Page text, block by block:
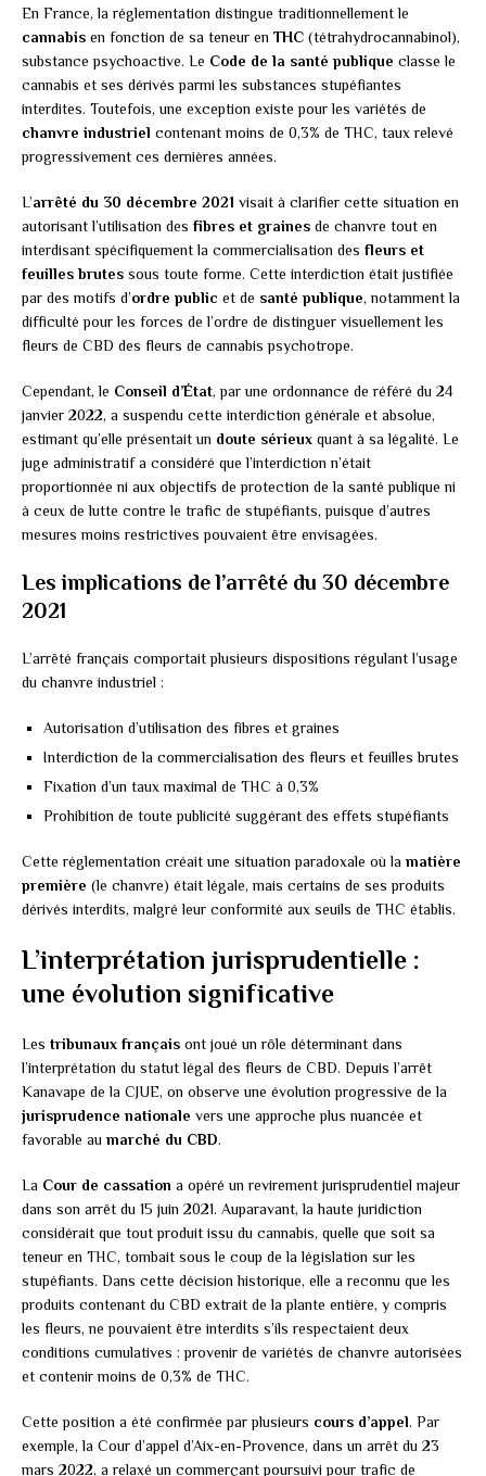
En France, la réglementation distingue traditionnellement le
cannabis en fonction de sa teneur en THC (tétrahydrocannabinol),
substance psychoactive. Le Code de la santé publique classe le
cannabis et ses dérivés parmi les substances stupéfiantes
interdites. Toutefois, une exception existe pour les variétés de
chanvre industriel contenant moins de 0,3% de THC, taux relevé
progressivement ces dernières années.
L’arrêté du 30 décembre 2021 visait à clarifier cette situation en
autorisant l’utilisation des fibres et graines de chanvre tout en
interdisant spécifiquement la commercialisation des fleurs et
feuilles brutes sous toute forme. Cette interdiction était justifiée
par des motifs d’ordre public et de santé publique, notamment la
difficulté pour les forces de l’ordre de distinguer visuellement les
fleurs de CBD des fleurs de cannabis psychotrope.
Cependant, le Conseil d’État, par une ordonnance de référé du 24
janvier 2022, a suspendu cette interdiction générale et absolue,
estimant qu’elle présentait un doute sérieux quant à sa légalité. Le
juge administratif a considéré que l’interdiction n’était
proportionnée ni aux objectifs de protection de la santé publique ni
à ceux de lutte contre le trafic de stupéfiants, puisque d’autres
mesures moins restrictives pouvaient être envisagées.
Les implications de l’arrêté du 30 décembre
2021
L’arrêté français comportait plusieurs dispositions régulant l’usage
du chanvre industriel :
Autorisation d’utilisation des fibres et graines
Interdiction de la commercialisation des fleurs et feuilles brutes
Fixation d’un taux maximal de THC à 0,3%
Prohibition de toute publicité suggérant des effets stupéfiants
Cette réglementation créait une situation paradoxale où la matière
première (le chanvre) était légale, mais certains de ses produits
dérivés interdits, malgré leur conformité aux seuils de THC établis.
L’interprétation jurisprudentielle :
une évolution significative
Les tribunaux français ont joué un rôle déterminant dans
l’interprétation du statut légal des fleurs de CBD. Depuis l’arrêt
Kanavape de la CJUE, on observe une évolution progressive de la
jurisprudence nationale vers une approche plus nuancée et
favorable au marché du CBD.
La Cour de cassation a opéré un revirement jurisprudentiel majeur
dans son arrêt du 15 juin 2021. Auparavant, la haute juridiction
considérait que tout produit issu du cannabis, quelle que soit sa
teneur en THC, tombait sous le coup de la législation sur les
stupéfiants. Dans cette décision historique, elle a reconnu que les
produits contenant du CBD extrait de la plante entière, y compris
les fleurs, ne pouvaient être interdits s’ils respectaient deux
conditions cumulatives : provenir de variétés de chanvre autorisées
et contenir moins de 0,3% de THC.
Cette position a été confirmée par plusieurs cours d’appel. Par
exemple, la Cour d’appel d’Aix-en-Provence, dans un arrêt du 23
mars 2022, a relaxé un commerçant poursuivi pour trafic de